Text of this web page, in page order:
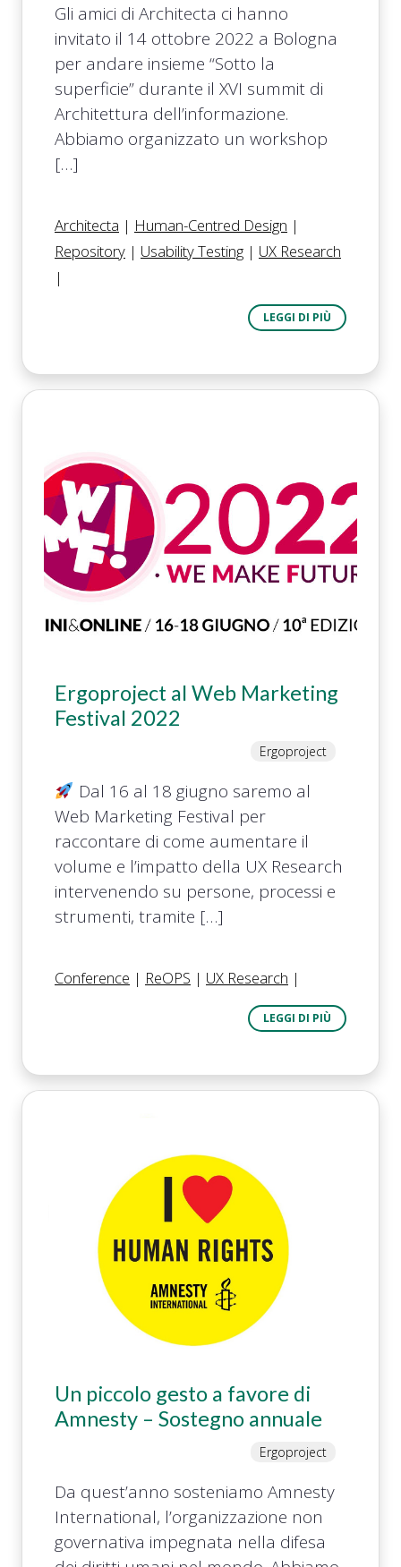
Gli amici di Architecta ci hanno
invitato il 14 ottobre 2022 a Bologna
per andare insieme “Sotto la
superficie” durante il XVI summit di
Architettura dell’informazione.
Abbiamo organizzato un workshop
[…]
Architecta | Human-Centred Design |
Repository | Usability Testing | UX Research
|
LEGGI DI PIÙ
Ergoproject al Web Marketing
Festival 2022
Ergoproject
Dal 16 al 18 giugno saremo al
Web Marketing Festival per
raccontare di come aumentare il
volume e l’impatto della UX Research
intervenendo su persone, processi e
strumenti, tramite […]
Conference | ReOPS | UX Research |
LEGGI DI PIÙ
Un piccolo gesto a favore di
Amnesty – Sostegno annuale
Ergoproject
Da quest’anno sosteniamo Amnesty
International, l’organizzazione non
governativa impegnata nella difesa